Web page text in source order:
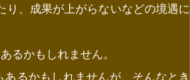
り、成果が上がらないなどの境遇に
るかもしれません。
るかもしれませんが、そんなとき